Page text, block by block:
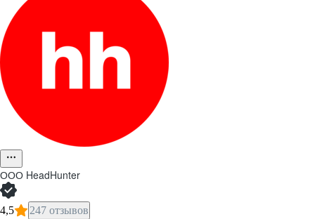
ООО HeadHunter
4,5 247 отзывов